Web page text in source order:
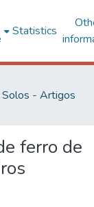
Statistics
Solos - Artigos
ferro de